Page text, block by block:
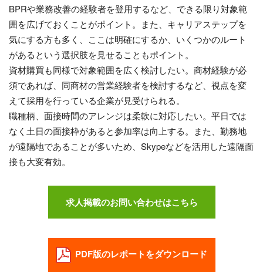
BPRや業務改善の経験者を登用するなど、できる限り対象範
囲を広げておくことがポイント。また、キャリアステップを
気にする方も多く、ここは明確にするか、いくつかのルート
があるという選択肢を見せることもポイント。
資材購買も同様で対象範囲を広く検討したい。商材経験が必
須であれば、同商材の営業経験者を検討するなど、視点を変
えて採用を行っている企業が見受けられる。
職種柄、面接時間のアレンジは柔軟に対応したい。平日では
なく土日の面接枠があると参加率は向上する。また、勤務地
が遠隔地であることが多いため、Skypeなどを活用した遠隔面
接も大変有効。
求人掲載のお問い合わせはこちら
PDF版のレポートをダウンロード